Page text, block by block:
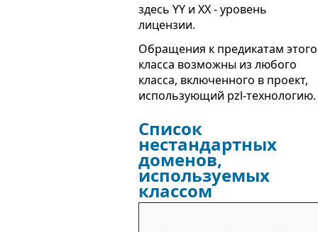
здесь YY и XX - уровень
лицензии.
Обращения к предикатам этого
класса возможны из любого
класса, включенного в проект,
использующий pzl-технологию.
Список
нестандартных
доменов,
используемых
классом